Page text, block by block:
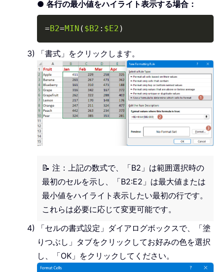
● 各行の最小値をハイライト表示する場合：
= B2=MIN ( $B2 : $E2 )
「書式」をクリックします。
📝 注：上記の数式で、「B2」は範囲選択時の
最初のセルを示し、「B2:E2」は最大値または
最小値をハイライト表示したい最初の行です。
これらは必要に応じて変更可能です。
「セルの書式設定」ダイアログボックスで、「塗
りつぶし」タブをクリックしてお好みの色を選択
し、「OK」をクリックしてください。